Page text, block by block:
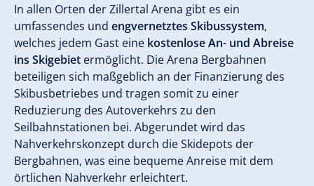
In allen Orten der Zillertal Arena gibt es ein
umfassendes und engvernetztes Skibussystem,
welches jedem Gast eine kostenlose An- und Abreise
ins Skigebiet ermöglicht. Die Arena Bergbahnen
beteiligen sich maßgeblich an der Finanzierung des
Skibusbetriebes und tragen somit zu einer
Reduzierung des Autoverkehrs zu den
Seilbahnstationen bei. Abgerundet wird das
Nahverkehrskonzept durch die Skidepots der
Bergbahnen, was eine bequeme Anreise mit dem
örtlichen Nahverkehr erleichtert.